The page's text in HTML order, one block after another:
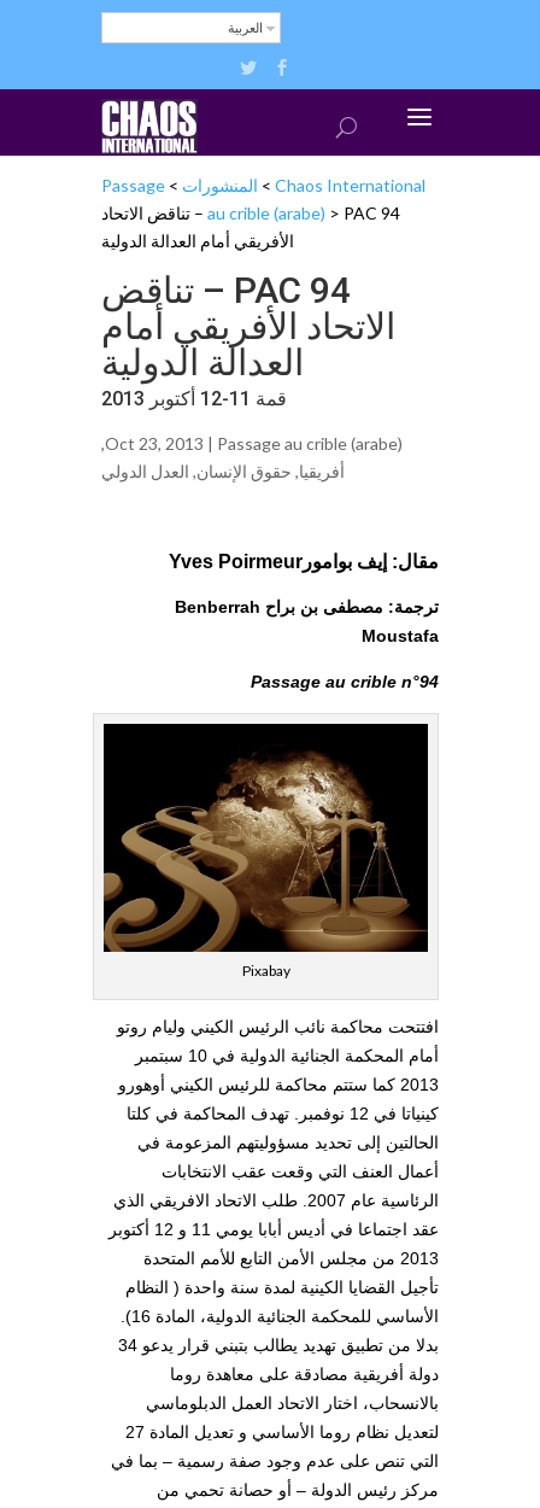
العربية
Chaos International
> المنشورات >
Passage
au crible (arabe) >
PAC 94 – تناقض الاتحاد
الأفريقي أمام العدالة الدولية
PAC 94 – تناقض
الاتحاد الأفريقي أمام
العدالة الدولية
قمة 11-12 أكتوبر 2013
Oct 23, 2013 | Passage au crible (arabe)
,
أفريقيا, حقوق الإنساﻥ, ﺍلعدل الدولي
مقال: إيف بوامورYves Poirmeur
ترجمة: مصطفى بن براح Benberrah
Moustafa
Passage au crible n°94
Pixabay
افتتحت محاكمة نائب الرئيس الكيني وليام روتو
أمام المحكمة الجنائية الدولية في 10 سبتمبر
2013 كما ستتم محاكمة للرئيس الكيني أوهورو
كينياتا في 12 نوفمبر. تهدف المحاكمة في كلتا
الحالتين إلى تحديد مسؤوليتهم المزعومة في
أعمال العنف التي وقعت عقب الانتخابات
الرئاسية عام 2007. طلب الاتحاد الافريقي الذي
عقد اجتماعا في أديس أبابا يومي 11 و 12 أكتوبر
2013 من مجلس الأمن التابع للأمم المتحدة
تأجيل القضايا الكينية لمدة سنة واحدة ( النظام
الأساسي للمحكمة الجنائية الدولية، المادة 16).
بدلا من تطبيق تهديد يطالب بتبني قرار يدعو 34
دولة أفريقية مصادقة على معاهدة روما
بالانسحاب، اختار الاتحاد العمل الدبلوماسي
لتعديل نظام روما الأساسي و تعديل المادة 27
التي تنص على عدم وجود صفة رسمية – بما في
مركز رئيس الدولة – أو حصانة تحمي من